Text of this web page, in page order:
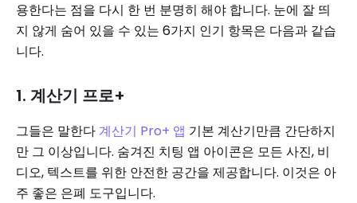
용한다는 점을 다시 한 번 분명히 해야 합니다. 눈에 잘 띄
지 않게 숨어 있을 수 있는 6가지 인기 항목은 다음과 같습
니다.
1. 계산기 프로+
그들은 말한다 계산기 Pro+ 앱 기본 계산기만큼 간단하지
만 그 이상입니다. 숨겨진 치팅 앱 아이콘은 모든 사진, 비
디오, 텍스트를 위한 안전한 공간을 제공합니다. 이것은 아
주 좋은 은폐 도구입니다.